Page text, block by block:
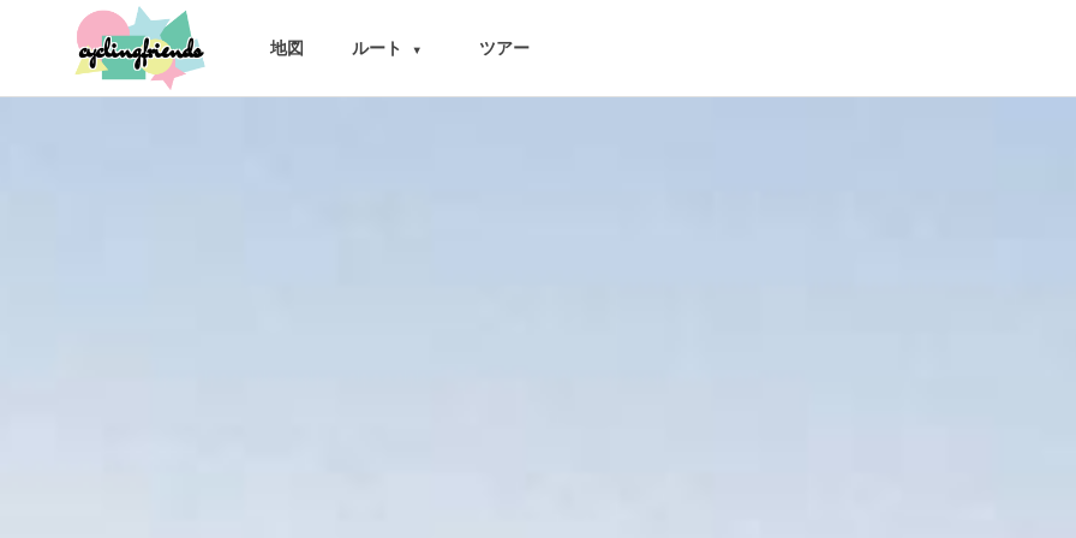
cyclingfriends 地図 ルート ▾ ツアー